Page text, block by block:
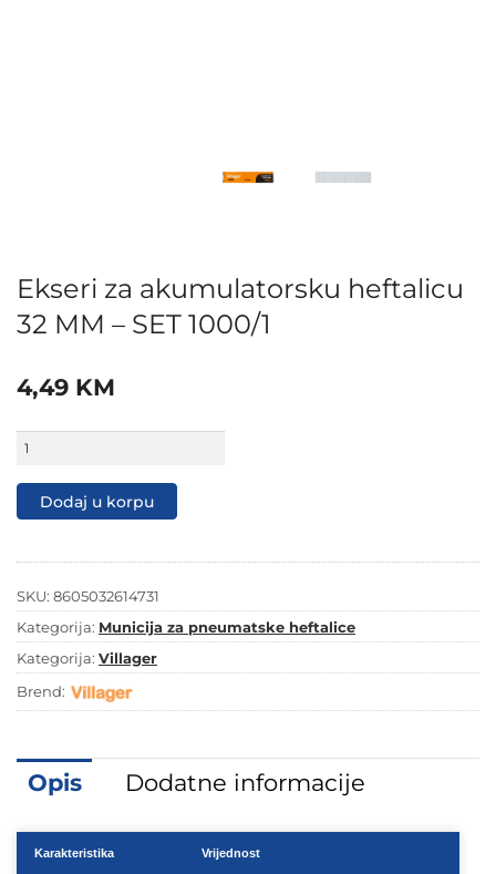
Ekseri za akumulatorsku heftalicu
32 MM – SET 1000/1
4,49 KM
za
heftalicu
SET
količina
Dodaj u korpu
SKU: 8605032614731
Kategorija: Municija za pneumatske heftalice
Kategorija: Villager
Brend:
Opis Dodatne informacije
Karakteristika Vrijednost